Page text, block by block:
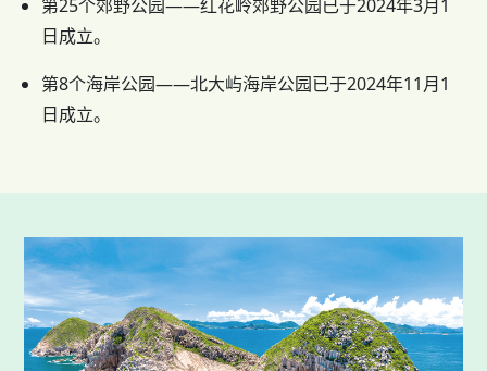
第25个郊野公园——红花岭郊野公园已于2024年3月1
日成立。
第8个海岸公园——北大屿海岸公园已于2024年11月1
日成立。